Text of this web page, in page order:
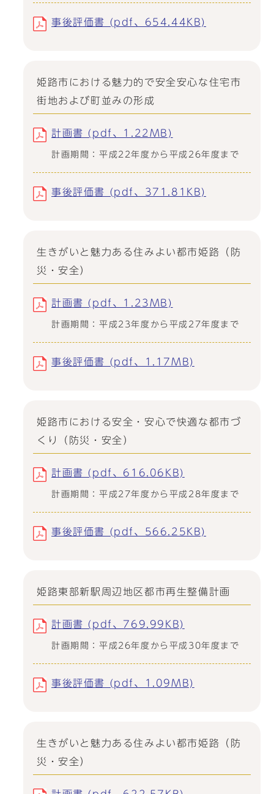
事後評価書 (pdf、654.44KB)
姫路市における魅力的で安全安心な住宅市
街地および町並みの形成
計画書 (pdf、1.22MB)
計画期間：平成22年度から平成26年度まで
事後評価書 (pdf、371.81KB)
生きがいと魅力ある住みよい都市姫路（防
災・安全）
計画書 (pdf、1.23MB)
計画期間：平成23年度から平成27年度まで
事後評価書 (pdf、1.17MB)
姫路市における安全・安心で快適な都市づ
くり（防災・安全）
計画書 (pdf、616.06KB)
計画期間：平成27年度から平成28年度まで
事後評価書 (pdf、566.25KB)
姫路東部新駅周辺地区都市再生整備計画
計画書 (pdf、769.99KB)
計画期間：平成26年度から平成30年度まで
事後評価書 (pdf、1.09MB)
生きがいと魅力ある住みよい都市姫路（防
災・安全）